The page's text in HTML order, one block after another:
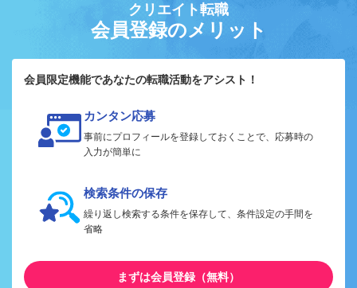
クリエイト転職
会員登録のメリット
会員限定機能であなたの転職活動をアシスト！
カンタン応募
事前にプロフィールを登録しておくことで、応募時の
入力が簡単に
検索条件の保存
繰り返し検索する条件を保存して、条件設定の手間を
省略
まずは会員登録（無料）